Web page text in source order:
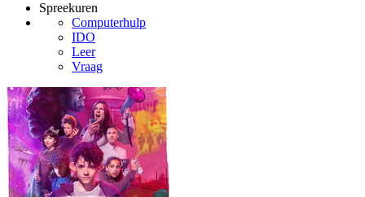
Spreekuren
Computerhulp
IDO
Leer
Vraag